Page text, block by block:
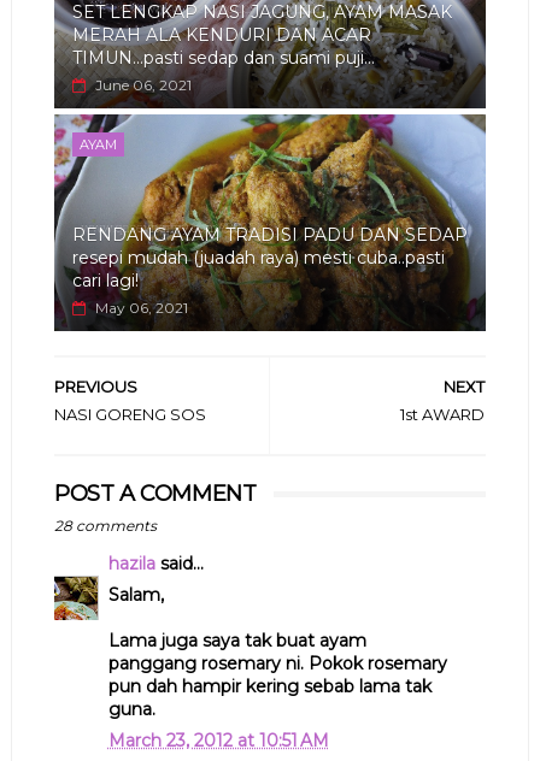
SET LENGKAP NASI JAGUNG, AYAM MASAK
MERAH ALA KENDURI DAN ACAR
TIMUN...pasti sedap dan suami puji...
June 06, 2021
AYAM
RENDANG AYAM TRADISI PADU DAN SEDAP
resepi mudah (juadah raya) mesti cuba..pasti
cari lagi!
May 06, 2021
NEXT
1st AWARD
PREVIOUS
NASI GORENG SOS
POST A COMMENT
28 comments
hazilasaid...
Salam,
Lama juga saya tak buat ayam
panggang rosemary ni. Pokok rosemary
pun dah hampir kering sebab lama tak
guna.
March 23, 2012 at 10:51 AM